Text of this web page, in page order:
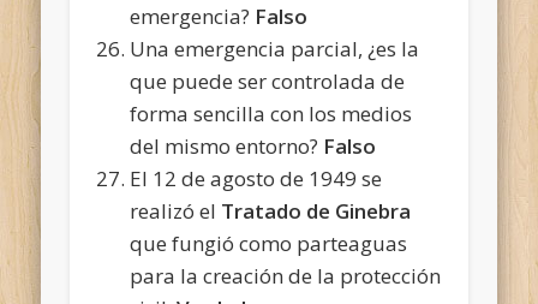
emergencia? Falso
Una emergencia parcial, ¿es la
que puede ser controlada de
forma sencilla con los medios
del mismo entorno? Falso
El 12 de agosto de 1949 se
realizó el Tratado de Ginebra
que fungió como parteaguas
para la creación de la protección